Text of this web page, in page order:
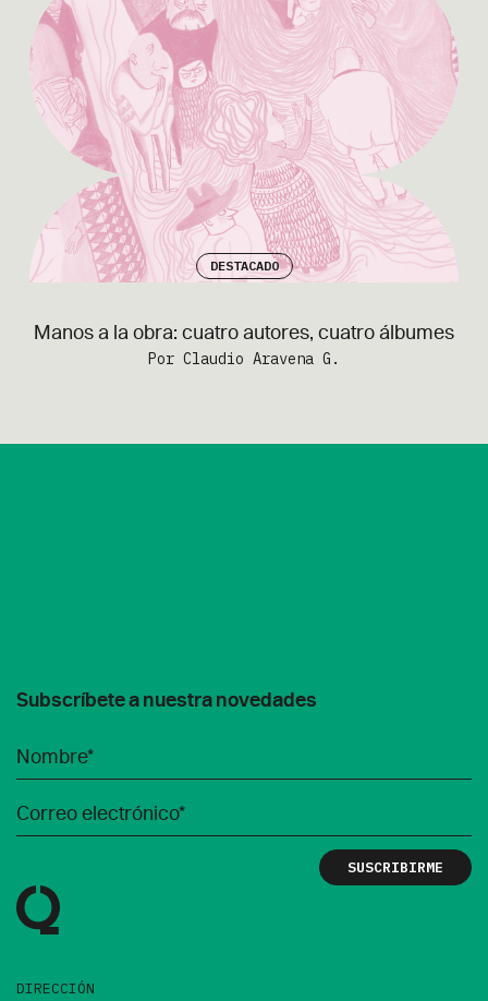
DESTACADO
Manos a la obra: cuatro autores, cuatro álbumes
Por Claudio Aravena G.
Subscríbete a nuestra novedades
DIRECCIÓN